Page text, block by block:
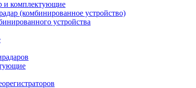
и комплектующие
(комбинированное устройство)
устройства